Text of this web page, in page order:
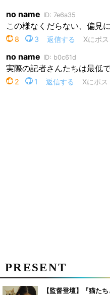
PRESENT
【監督登壇】『猫た